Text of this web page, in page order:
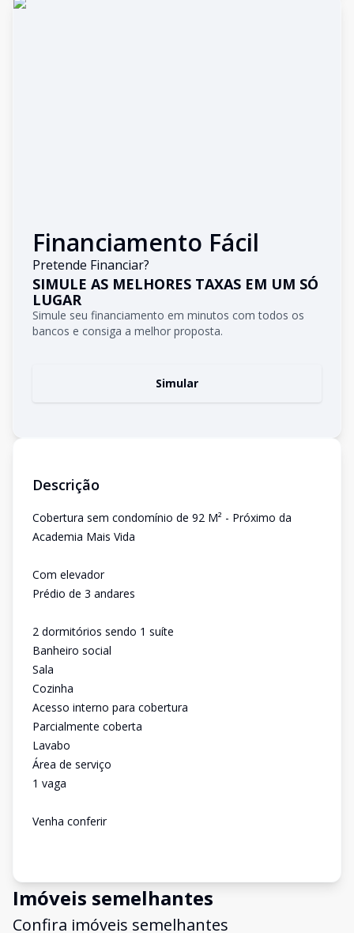
Financiamento Fácil
Pretende Financiar?
SIMULE AS MELHORES TAXAS EM UM SÓ
LUGAR
Simule seu financiamento em minutos com todos os
bancos e consiga a melhor proposta.
Simular
Descrição
Cobertura sem condomínio de 92 M² - Próximo da
Academia Mais Vida
Com elevador
Prédio de 3 andares
2 dormitórios sendo 1 suíte
Banheiro social
Sala
Cozinha
Acesso interno para cobertura
Parcialmente coberta
Lavabo
Área de serviço
1 vaga
Venha conferir
Imóveis semelhantes
Confira imóveis semelhantes